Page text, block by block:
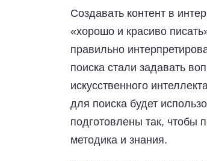
Создавать контент в
«хорошо и красиво
правильно
поиска стали задавать
искусственного
для поиска будет
подготовлены так, чтобы
методика и знания.